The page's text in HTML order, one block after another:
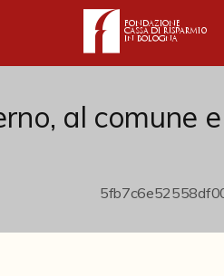
al comune